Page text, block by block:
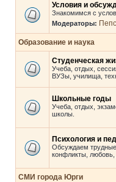
Условия и
Знакомимся с
Модераторы: Пепс
Образование и наука
Студенческая
Учеба, отдых,
ВУЗы, училища,
Школьные годы
Учеба, отдых,
школы.
Психология и
Обсуждаем
конфликты, любовь,
СМИ города Юрги